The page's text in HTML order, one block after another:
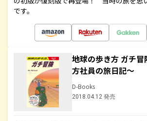
です。
地球の歩き方 ガチ冒
方社員の旅日記～
D-Books
2018.04.12 発売